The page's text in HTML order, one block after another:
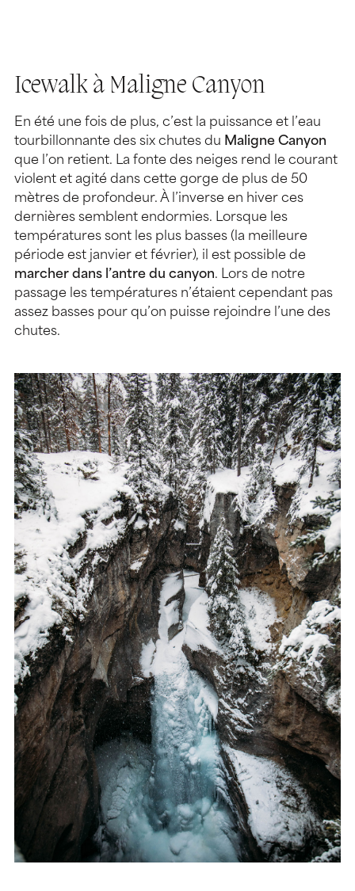
Icewalk à Maligne Canyon
En été une fois de plus, c’est la puissance et l’eau
tourbillonnante des six chutes du Maligne Canyon
que l’on retient. La fonte des neiges rend le courant
violent et agité dans cette gorge de plus de 50
mètres de profondeur. À l’inverse en hiver ces
dernières semblent endormies. Lorsque les
températures sont les plus basses (la meilleure
période est janvier et février), il est possible de
marcher dans l’antre du canyon. Lors de notre
passage les températures n’étaient cependant pas
assez basses pour qu’on puisse rejoindre l’une des
chutes.